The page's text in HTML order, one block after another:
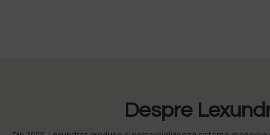
Despre